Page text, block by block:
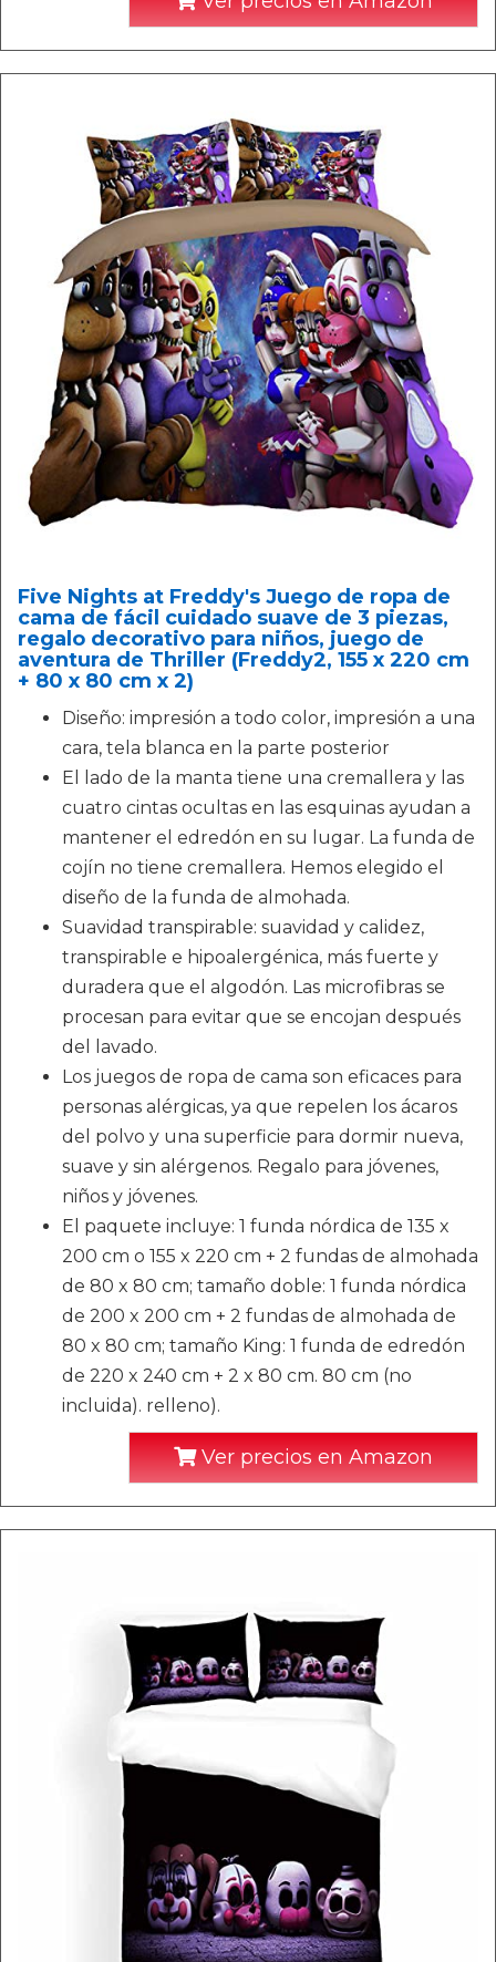
Five Nights at Freddy's Juego de ropa de
cama de fácil cuidado suave de 3 piezas,
regalo decorativo para niños, juego de
aventura de Thriller (Freddy2, 155 x 220 cm
+ 80 x 80 cm x 2)
Diseño: impresión a todo color, impresión a una
cara, tela blanca en la parte posterior
El lado de la manta tiene una cremallera y las
cuatro cintas ocultas en las esquinas ayudan a
mantener el edredón en su lugar. La funda de
cojín no tiene cremallera. Hemos elegido el
diseño de la funda de almohada.
Suavidad transpirable: suavidad y calidez,
transpirable e hipoalergénica, más fuerte y
duradera que el algodón. Las microfibras se
procesan para evitar que se encojan después
del lavado.
Los juegos de ropa de cama son eficaces para
personas alérgicas, ya que repelen los ácaros
del polvo y una superficie para dormir nueva,
suave y sin alérgenos. Regalo para jóvenes,
niños y jóvenes.
El paquete incluye: 1 funda nórdica de 135 x
200 cm o 155 x 220 cm + 2 fundas de almohada
de 80 x 80 cm; tamaño doble: 1 funda nórdica
de 200 x 200 cm + 2 fundas de almohada de
80 x 80 cm; tamaño King: 1 funda de edredón
de 220 x 240 cm + 2 x 80 cm. 80 cm (no
incluida). relleno).
Ver precios en Amazon